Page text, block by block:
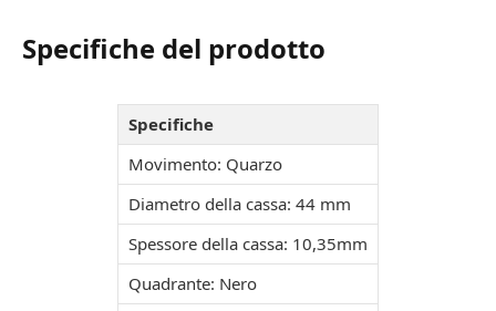
Specifiche del prodotto
Specifiche
Movimento: Quarzo
Diametro della cassa: 44 mm
Spessore della cassa: 10,35mm
Quadrante: Nero